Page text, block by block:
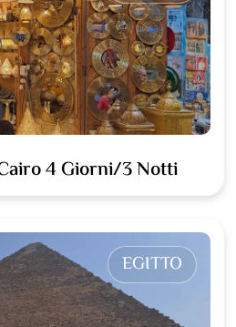
4 Giorni/3 Notti
EGITTO